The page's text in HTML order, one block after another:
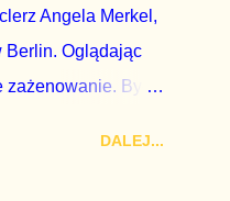
Angela Merkel,
Berlin. Oglądając
Było
DALEJ...